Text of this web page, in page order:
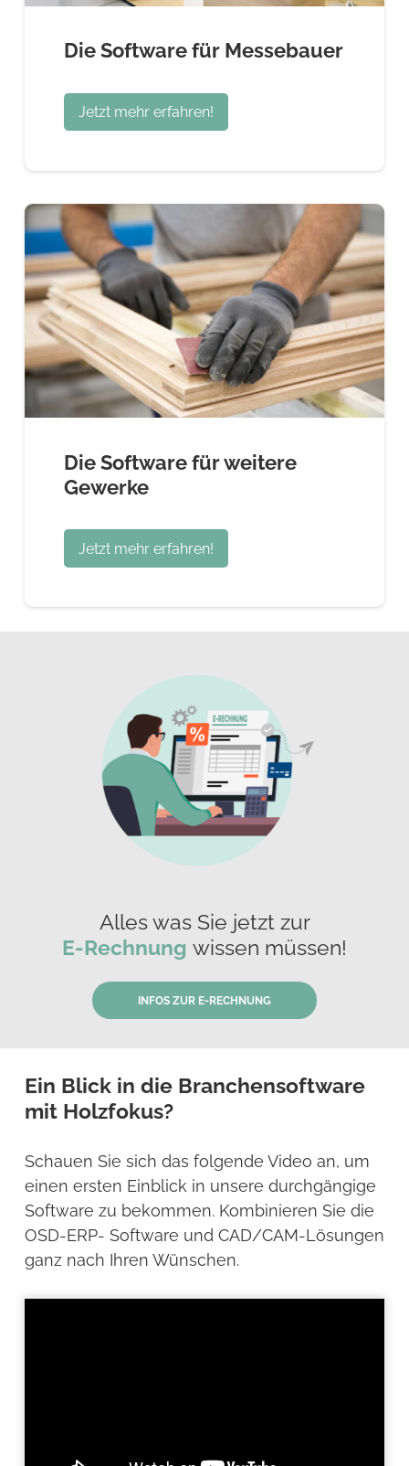
Die Software für Messebauer
Jetzt mehr erfahren!
Die Software für weitere
Gewerke
Jetzt mehr erfahren!
Alles was Sie jetzt zur
E-Rechnung wissen müssen!
INFOS ZUR E-RECHNUNG
Ein Blick in die Branchensoftware
mit Holzfokus?
Schauen Sie sich das folgende Video an, um
einen ersten Einblick in unsere durchgängige
Software zu bekommen. Kombinieren Sie die
OSD-ERP- Software und CAD/CAM-Lösungen
ganz nach Ihren Wünschen.